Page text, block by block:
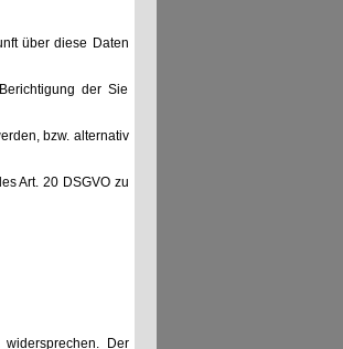
über diese Daten
der Sie
bzw. alternativ
Art. 20 DSGVO zu
Der